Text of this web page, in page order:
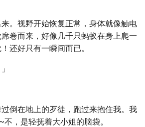
。视野开始恢复正常，身体就像触电
卷而来，好像几千只蚂蚁在身上爬一
还好只有一瞬间而已。
倒在地上的歹徒，跑过来抱住我。我
，是轻抚着大小姐的脑袋。